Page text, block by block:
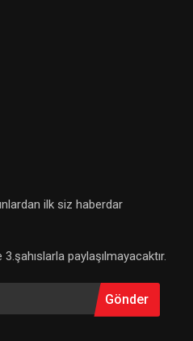
ilk siz haberdar
paylaşılmayacaktır.
Gönder